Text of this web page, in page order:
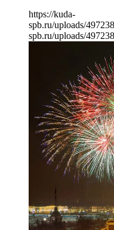
https://kuda-
spb.ru/uploads/
spb.ru/uploads/